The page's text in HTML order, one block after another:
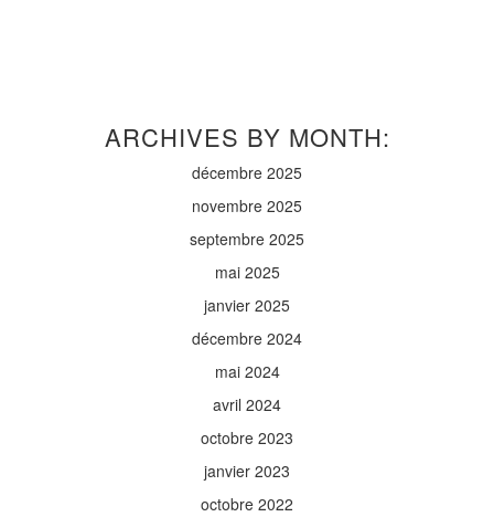
ARCHIVES BY MONTH:
décembre 2025
novembre 2025
septembre 2025
mai 2025
janvier 2025
décembre 2024
mai 2024
avril 2024
octobre 2023
janvier 2023
octobre 2022